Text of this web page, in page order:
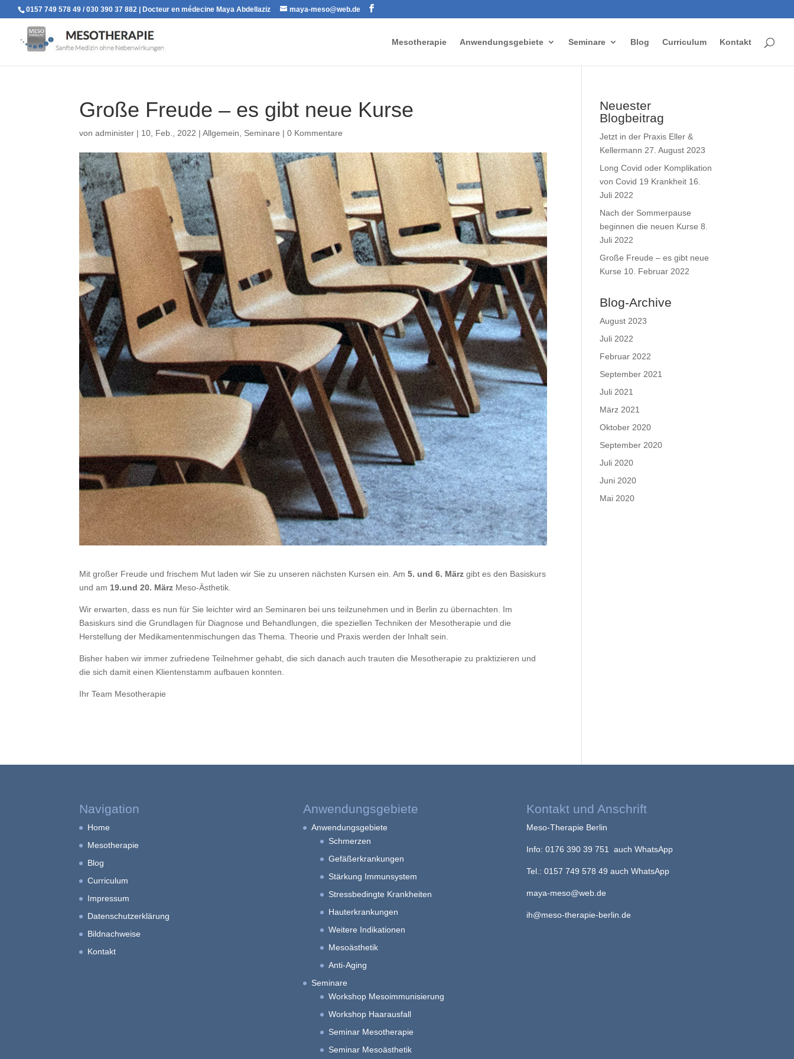
0157 749 578 49 / 030 390 37 882 | Docteur en médecine Maya Abdellaziz maya-meso@web.de
Mesotherapie Anwendungsgebiete Seminare Blog Curriculum Kontakt
Große Freude – es gibt neue Kurse
vonadminister | 10, Feb., 2022 |Allgemein Seminare |0 Kommentare
Mit großer Freude und frischem Mut laden wir Sie zu unseren nächsten Kursen ein. Am5. und 6. März gibt es den Basiskurs
und am 19.und 20. März Meso-Ästhetik.
Wir erwarten, dass es nun für Sie leichter wird an Seminaren bei uns teilzunehmen und in Berlin zu übernachten. Im
Basiskurs sind die Grundlagen für Diagnose und Behandlungen, die speziellen Techniken der Mesotherapie und die
Herstellung der Medikamentenmischungen das Thema. Theorie und Praxis werden der Inhalt sein.
Bisher haben wir immer zufriedene Teilnehmer gehabt, die sich danach auch trauten die Mesotherapie zu praktizieren und
die sich damit einen Klientenstamm aufbauen konnten.
Ihr Team Mesotherapie
Neuester
Blogbeitrag
Jetzt in der Praxis Eller &
Kellermann 27. August 2023
Long Covid oder Komplikation
von Covid 19 Krankheit 16.
Juli 2022
Nach der Sommerpause
beginnen die neuen Kurse 8.
Juli 2022
Große Freude – es gibt neue
Kurse 10. Februar 2022
Blog-Archive
August 2023
Juli 2022
Februar 2022
September 2021
Juli 2021
März 2021
Oktober 2020
September 2020
Juli 2020
Juni 2020
Mai 2020
Navigation
Home
Mesotherapie
Blog
Curriculum
Impressum
Datenschutzerklärung
Bildnachweise
Kontakt
Anwendungsgebiete
Anwendungsgebiete
Schmerzen
Gefäßerkrankungen
Stärkung Immunsystem
Stressbedingte Krankheiten
Hauterkrankungen
Weitere Indikationen
Mesoästhetik
Anti-Aging
Seminare
Workshop Mesoimmunisierung
Workshop Haarausfall
Seminar Mesotherapie
Seminar Mesoästhetik
Kontakt und Anschrift
Meso-Therapie Berlin
Info: 0176 390 39 751 auch WhatsApp
Tel.: 0157 749 578 49 auch WhatsApp
maya-meso@web.de
ih@meso-therapie-berlin.de